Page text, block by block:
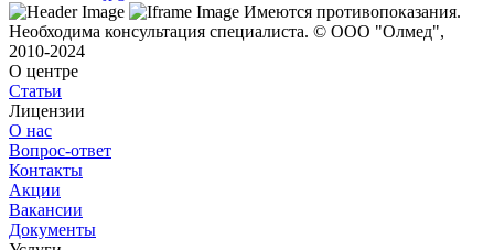
Имеются противопоказания.
Необходима консультация специалиста. © ООО "Олмед",
2010-2024
О центре
Статьи
Лицензии
О нас
Вопрос-ответ
Контакты
Акции
Вакансии
Документы